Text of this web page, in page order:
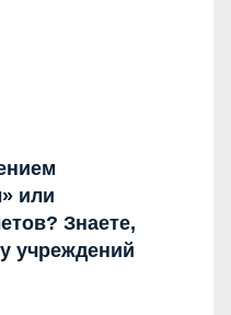
или
Знаете,
учреждений